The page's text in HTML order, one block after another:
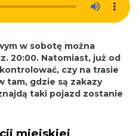
w sobotę można
20:00. Natomiast, już od
czy na trasie
tam, gdzie są zakazy
taki pojazd zostanie